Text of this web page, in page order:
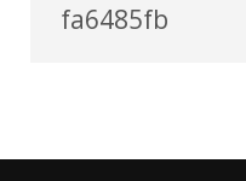
fa6485fb